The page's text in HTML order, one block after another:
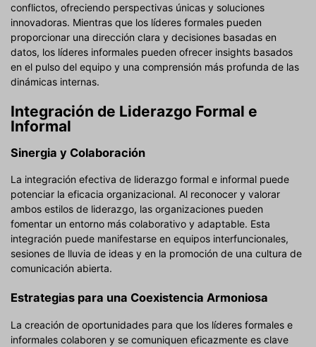
conflictos, ofreciendo perspectivas únicas y soluciones
innovadoras. Mientras que los líderes formales pueden
proporcionar una dirección clara y decisiones basadas en
datos, los líderes informales pueden ofrecer insights basados
en el pulso del equipo y una comprensión más profunda de las
dinámicas internas.
Integración de Liderazgo Formal e
Informal
Sinergia y Colaboración
La integración efectiva de liderazgo formal e informal puede
potenciar la eficacia organizacional. Al reconocer y valorar
ambos estilos de liderazgo, las organizaciones pueden
fomentar un entorno más colaborativo y adaptable. Esta
integración puede manifestarse en equipos interfuncionales,
sesiones de lluvia de ideas y en la promoción de una cultura de
comunicación abierta.
Estrategias para una Coexistencia Armoniosa
La creación de oportunidades para que los líderes formales e
informales colaboren y se comuniquen eficazmente es clave